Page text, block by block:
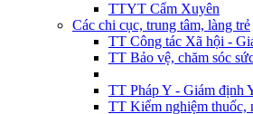
TTYT Cẩm Xuyên
Các chi cục, trung tâm, làng trẻ
TT Công tác Xã hội -
TT Bảo vệ, chăm sóc
TT Pháp Y - Giám định
TT Kiểm nghiệm thuốc,